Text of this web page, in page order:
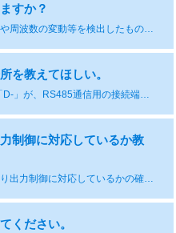
すか？
系統電源（商用電源）の電圧変動や周波数の変動等を検出したものです。 頻繁に発生するようであれば電力会社様へお問い合わせをお願いします。
を教えてほしい。
端子台のネジ端子「D+」および「D-」が、RS485通信用の接続端子です。
制御に対応しているか教
パワーコンディショナの形式により出力制御に対応しているかの確認方法が異なります。 確認方法を出力制御対応のページに掲載しております。
ください。